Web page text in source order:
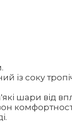
соку
шари від